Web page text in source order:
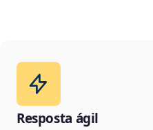
Resposta ágil